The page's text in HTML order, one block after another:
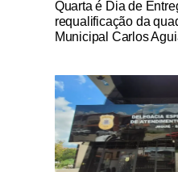
Quarta é Dia de
requalificação da
Municipal Carlos